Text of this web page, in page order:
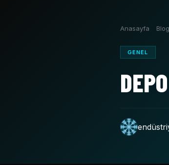
Anasayfa Blog
GENEL